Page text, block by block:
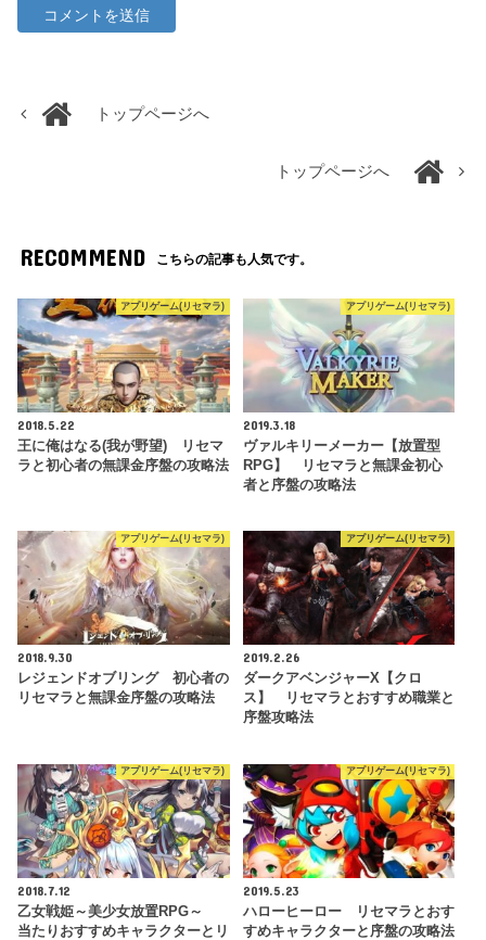
トップページへ
トップページへ
RECOMMEND こちらの記事も人気です。
アプリゲーム(リセマラ)
2018.5.22
王に俺はなる(我が野望) リセマ
ラと初心者の無課金序盤の攻略法
アプリゲーム(リセマラ)
2019.3.18
ヴァルキリーメーカー【放置型
RPG】 リセマラと無課金初心
者と序盤の攻略法
アプリゲーム(リセマラ)
2018.9.30
レジェンドオブリング 初心者の
リセマラと無課金序盤の攻略法
アプリゲーム(リセマラ)
2019.2.26
ダークアベンジャーX【クロ
ス】 リセマラとおすすめ職業と
序盤攻略法
アプリゲーム(リセマラ)
2018.7.12
乙女戦姫～美少女放置RPG～
当たりおすすめキャラクターとリ
アプリゲーム(リセマラ)
2019.5.23
ハローヒーロー リセマラとおす
すめキャラクターと序盤の攻略法